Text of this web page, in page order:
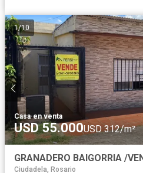
1/10
Casa·en venta
USD 55.000USD 312/m²
Ciudadela, Rosario